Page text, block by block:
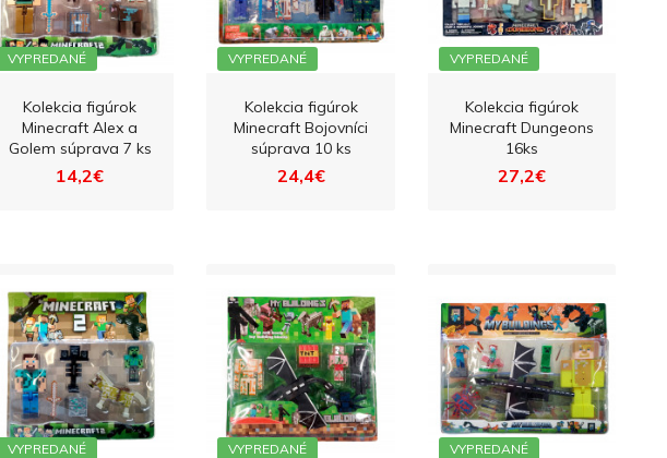
VYPREDANÉ
Kolekcia figúrok
Minecraft Alex a
Golem súprava 7 ks
14,2€
VYPREDANÉ
Kolekcia figúrok
Minecraft Bojovníci
súprava 10 ks
24,4€
VYPREDANÉ
Kolekcia figúrok
Minecraft Dungeons
16ks
27,2€
VYPREDANÉ VYPREDANÉ VYPREDANÉ